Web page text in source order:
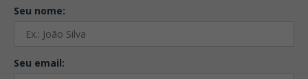
Seu nome:
Seu email: